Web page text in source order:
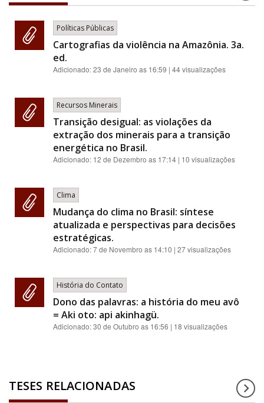
Políticas Públicas
Cartografias da violência na Amazônia. 3a.
ed.
Adicionado:23 de Janeiro as 16:59 | 44 visualizações
Recursos Minerais
Transição desigual: as violações da
extração dos minerais para a transição
energética no Brasil.
Adicionado: 12 de Dezembro as 17:14 | 10 visualizações
Clima
Mudança do clima no Brasil: síntese
atualizada e perspectivas para decisões
estratégicas.
Adicionado:7 de Novembro as 14:10 | 27 visualizações
História do Contato
Dono das palavras: a história do meu avô
= Aki oto: api akinhagü.
Adicionado:30 de Outubro as 16:56 | 18 visualizações
TESES RELACIONADAS